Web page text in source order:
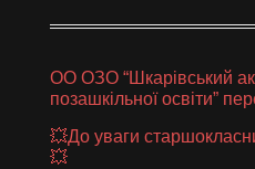
ОО ОЗО “Шкарівський
позашкільної освіти”
💥До уваги
💥